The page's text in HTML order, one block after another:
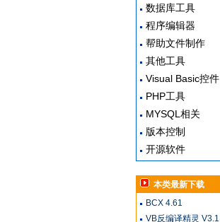
数据库工具
程序编辑器
帮助文件制作
其他工具
Visual Basic控件
PHP工具
MYSQL相关
版本控制
开源软件
本类最新下载
BCX 4.61
VB反编译精灵 V3.1